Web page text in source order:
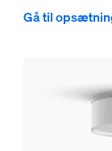
Gå til